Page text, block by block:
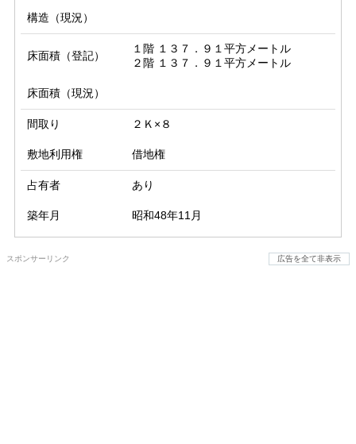
構造（現況）
床面積（登記）
１階 １３７．９１平方メートル
２階 １３７．９１平方メートル
床面積（現況）
間取り ２Ｋ×８
敷地利用権 借地権
占有者 あり
築年月 昭和48年11月
スポンサーリンク 広告を全て非表示